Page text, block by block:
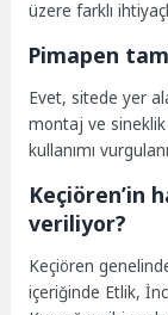
üzere farklı
Pimapen
Evet, sitede yer
montaj ve
kullanımı
Keçiören’in
veriliyor?
Keçiören
içeriğinde Etlik,